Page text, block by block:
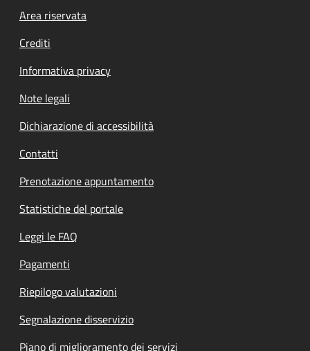
Footer menu
Area riservata
Crediti
Informativa privacy
Note legali
Dichiarazione di accessibilità
Contatti
Prenotazione appuntamento
Statistiche del portale
Leggi le FAQ
Pagamenti
Riepilogo valutazioni
Segnalazione disservizio
Piano di miglioramento dei servizi